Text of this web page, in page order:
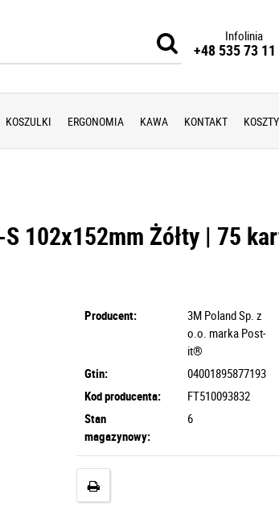
Infolinia
+48 535 73
KOSZULKI ERGONOMIA KAWA KONTAKT
102x152mm Żółty | 75
Producent:
3M Poland Sp. z
o.o. marka Post-
it®
Gtin:
04001895877193
Kod producenta:
FT510093832
Stan
magazynowy:
6